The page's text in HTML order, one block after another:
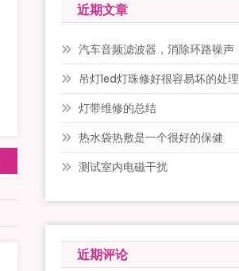
近期文章
汽车音频滤波器，消除环路噪声
吊灯led灯珠修好很容易坏的处理
灯带维修的总结
热水袋热敷是一个很好的保健
测试室内电磁干扰
近期评论